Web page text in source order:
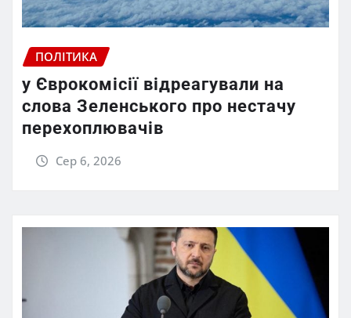
ПОЛІТИКА
у Єврокомісії відреагували на
слова Зеленського про нестачу
перехоплювачів
Сер 6, 2026